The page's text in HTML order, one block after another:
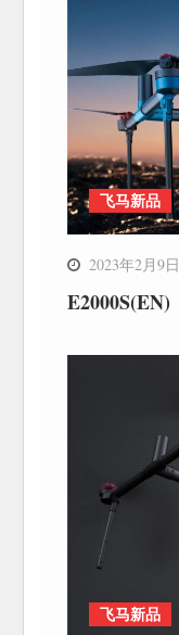
飞马新品
2023年2月9日
E2000S(EN)
飞马新品